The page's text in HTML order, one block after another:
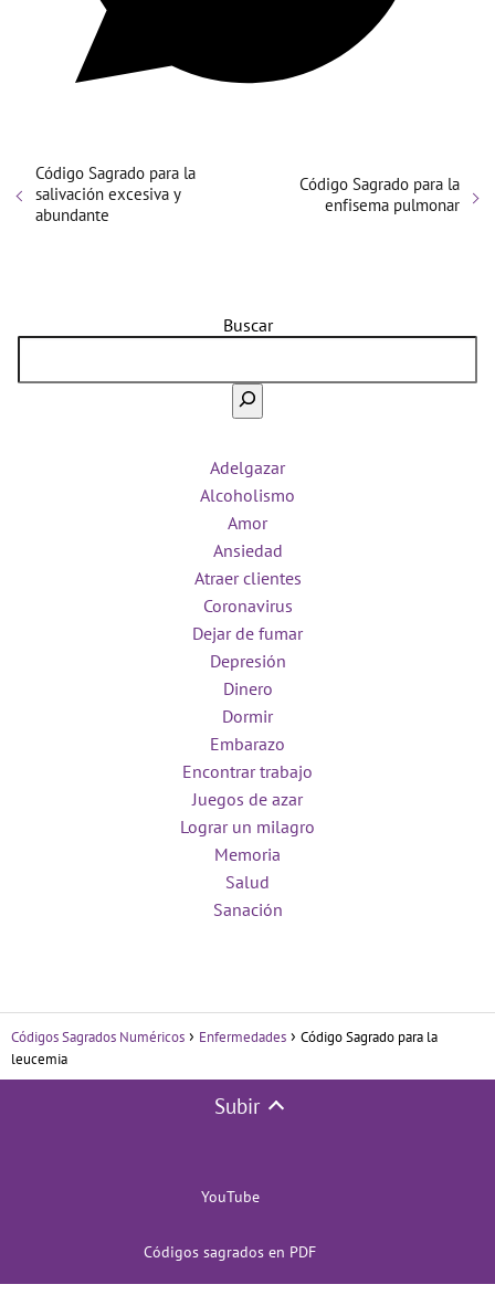
Código Sagrado para la
salivación excesiva y
abundante
Código Sagrado para la
enfisema pulmonar
Buscar
Adelgazar
Alcoholismo
Amor
Ansiedad
Atraer clientes
Coronavirus
Dejar de fumar
Depresión
Dinero
Dormir
Embarazo
Encontrar trabajo
Juegos de azar
Lograr un milagro
Memoria
Salud
Sanación
Códigos Sagrados Numéricos Enfermedades
Código Sagrado para la
leucemia
Subir
YouTube
Códigos sagrados en PDF